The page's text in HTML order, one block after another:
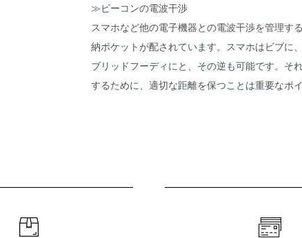
≫ビーコンの電波干渉
スマホなど他の電子機器との電波干渉を管理す
納ポケットが配されています。スマホはビブに
ブリッドフーディにと、その逆も可能です。そ
するために、適切な距離を保つことは重要なポイ